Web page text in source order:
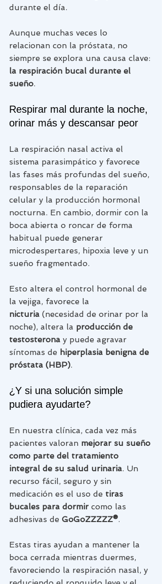
durante el día.
Aunque muchas veces lo
relacionan con la próstata, no
siempre se explora una causa clave:
la respiración bucal durante el
sueño.
Respirar mal durante la noche,
orinar más y descansar peor
La respiración nasal activa el
sistema parasimpático y favorece
las fases más profundas del sueño,
responsables de la reparación
celular y la producción hormonal
nocturna. En cambio, dormir con la
boca abierta o roncar de forma
habitual puede generar
microdespertares, hipoxia leve y un
sueño fragmentado.
Esto altera el control hormonal de
la vejiga, favorece la
nicturia (necesidad de orinar por la
noche), altera la producción de
testosterona y puede agravar
síntomas de hiperplasia benigna de
próstata (HBP).
¿Y si una solución simple
pudiera ayudarte?
En nuestra clínica, cada vez más
pacientes valoran mejorar su sueño
como parte del tratamiento
integral de su salud urinaria. Un
recurso fácil, seguro y sin
medicación es el uso de tiras
bucales para dormir como las
adhesivas de GoGoZZZZZ®.
Estas tiras ayudan a mantener la
boca cerrada mientras duermes,
favoreciendo la respiración nasal, y